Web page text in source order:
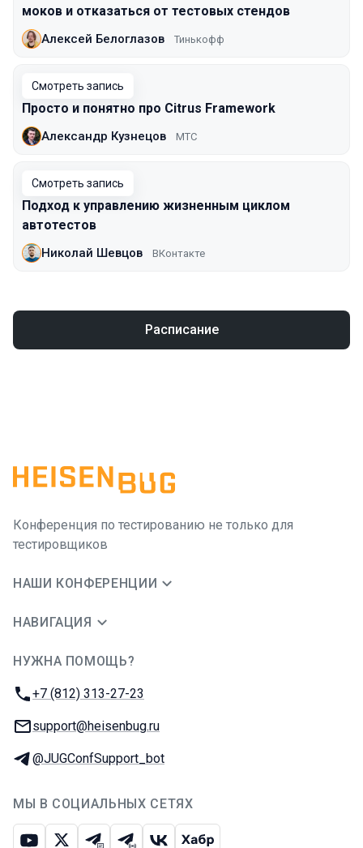
моков и отказаться от тестовых стендов
Алексей Белоглазов Тинькофф
Смотреть запись
Просто и понятно про Citrus Framework
Александр Кузнецов МТС
Смотреть запись
Подход к управлению жизненным циклом
автотестов
Николай Шевцов ВКонтакте
Расписание
Конференция по тестированию не только для
тестировщиков
НАШИ КОНФЕРЕНЦИИ
НАВИГАЦИЯ
НУЖНА ПОМОЩЬ?
Телефон:
+7 (812) 313-27-23
E-mail:
support@heisenbug.ru
Телеграм:
@JUGConfSupport_bot
МЫ В СОЦИАЛЬНЫХ СЕТЯХ